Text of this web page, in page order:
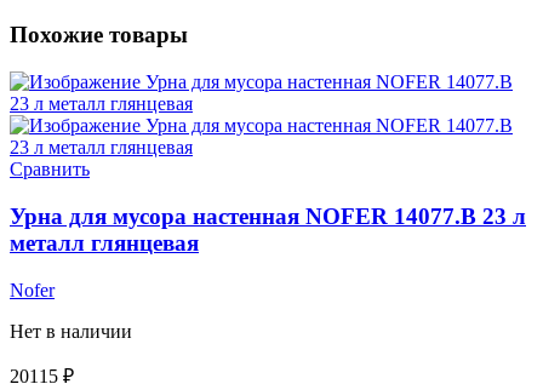
Похожие товары
Сравнить
Урна для мусора настенная NOFER 14077.B 23 л
металл глянцевая
Nofer
Нет в наличии
20115 ₽